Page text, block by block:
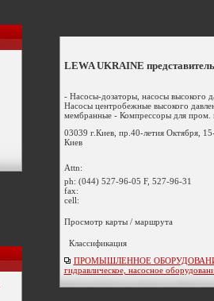
LEWA UKRAINE
- Насосы-дозаторы, насосы высокого
Насосы центробежные высокого
мембранные - Компрессоры для пром.
03039 г.Киев, пр.40-летия Октября,
Киев
Attn:
ph: (044) 527-96-05 F, 527-96-31
fax:
cell:
Просмотр карты / маршрута
Классификация
ПРОМЫШЛЕННОЕ
гидравлическое, насосное